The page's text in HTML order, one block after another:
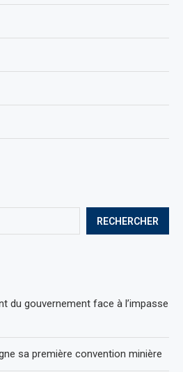
RECHERCHER
du gouvernement face à l’impasse
sa première convention minière